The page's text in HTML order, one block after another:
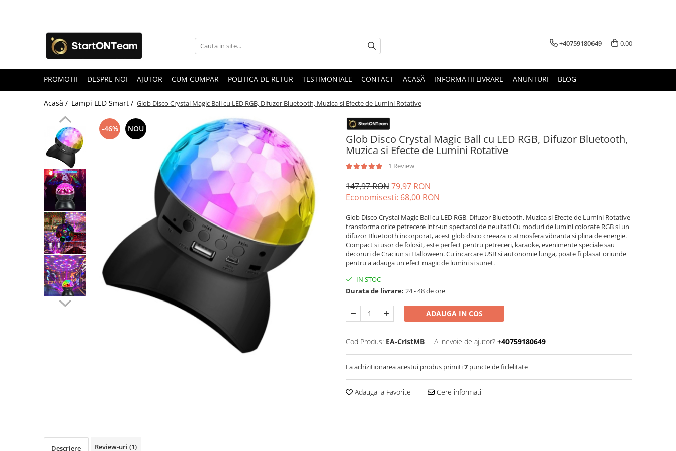
Promotii
Autoaparare & Siguranta Personala
Spray de autoaparare
Articole Copii
Irigatoare Nazale
Pre Lingurite Diversificare
Auto & Moto
GPS Tracker
Camere de Supraveghere
Camera Vanatoare
Camere Auto
Camere Exterior
Camere Interior
Camere Spion
Control Acces & Accesorii
Interfoane Video
+40759180649 0,00
PROMOTII DESPRE NOI AJUTOR CUM CUMPAR POLITICA DE RETUR TESTIMONIALE CONTACT ACASĂ INFORMATII LIVRARE ANUNTURI BLOG
Acasă / Lampi LED Smart / Glob Disco Crystal Magic Ball cu LED RGB, Difuzor Bluetooth, Muzica si Efecte de Lumini Rotative
Glob Disco Crystal Magic Ball cu LED RGB, Difuzor Bluetooth,
Muzica si Efecte de Lumini Rotative
1 Review
-46% NOU
147,97 RON79,97 RON
Economisesti: 68,00 RON
Glob Disco Crystal Magic Ball cu LED RGB, Difuzor Bluetooth, Muzica si Efecte de Lumini Rotative
transforma orice petrecere intr-un spectacol de neuitat! Cu moduri de lumini colorate RGB si un
difuzor Bluetooth incorporat, acest glob disco creeaza o atmosfera vibranta si plina de energie.
Compact si usor de folosit, este perfect pentru petreceri, karaoke, evenimente speciale sau
decoruri de Craciun si Halloween. Cu incarcare USB si autonomie lunga, poate fi plasat oriunde
pentru a adauga un efect magic de lumini si sunet.
IN STOC
Durata de livrare: 24 - 48 de ore
ADAUGA IN COS
Cod Produs: EA-CristMB Ai nevoie de ajutor? +40759180649
La achizitionarea acestui produs primiti7 puncte de fidelitate
Adauga la Favorite Cere informatii
Descriere Review-uri (1)